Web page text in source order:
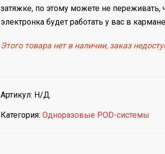
затяжке, по этому можете не переживать,
электронка будет работать у вас в
Этого товара нет в наличии, заказ
Артикул: Н/Д
Категория: Одноразовые POD-системы